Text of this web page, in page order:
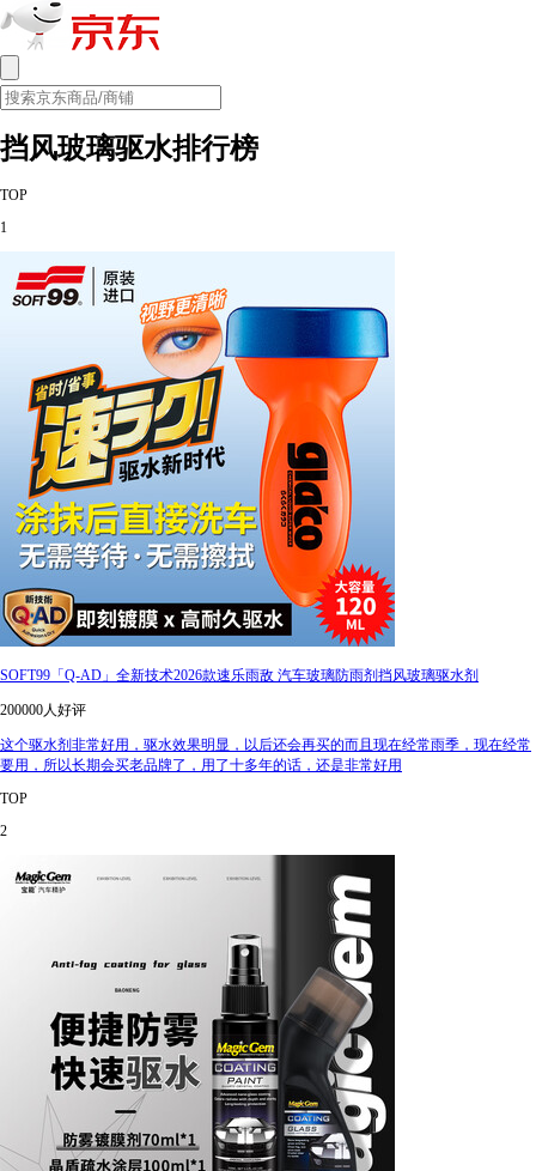
挡风玻璃驱水排行榜
TOP
1
SOFT99「Q-AD」全新技术2026款速乐雨敌 汽车玻璃防雨剂挡风玻璃驱水剂
200000人好评
这个驱水剂非常好用，驱水效果明显，以后还会再买的而且现在经常雨季，现在经常
要用，所以长期会买老品牌了，用了十多年的话，还是非常好用
TOP
2